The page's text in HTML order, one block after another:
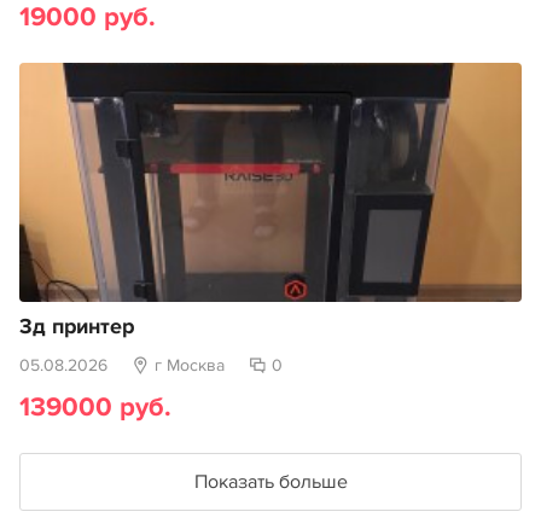
19000 руб.
3д принтер
05.08.2026 г Москва 0
139000 руб.
Показать больше